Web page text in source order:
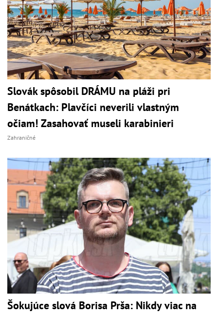
Slovák spôsobil DRÁMU na pláži pri
Benátkach: Plavčíci neverili vlastným
očiam! Zasahovať museli karabinieri
Zahraničné
Šokujúce slová Borisa Prša: Nikdy viac na